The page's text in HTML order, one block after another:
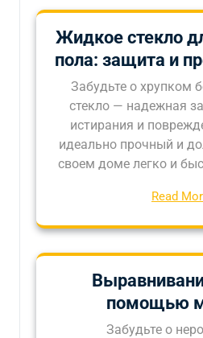
Жидкое стекло
пола: защита и
Забудьте о хрупком
стекло — надежная
истирания и
идеально прочный и
своем доме легко и
Read
помощью
Забудьте о